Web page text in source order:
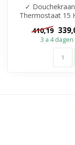
✓
Thermostaat 15
Cool-touch ✓
in 7 kleuren ✓
410,19
3 a 4 dagen